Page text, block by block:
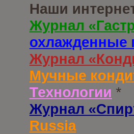
Наши
Журнал
охлажденные
Журнал
Мучные
Технологии *
Журнал
Russia